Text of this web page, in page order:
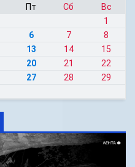
Пт Сб
Вс
1
6 7
8
13 14
15
20 21
22
27 28
29